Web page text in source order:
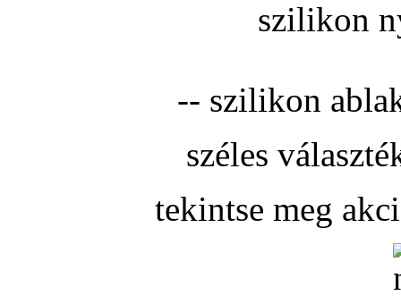
szilikon
-- szilikon
széles
tekintse meg